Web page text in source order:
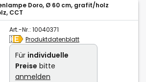
Doro, Ø 60 cm, grafit/holz
CCT
Art.-Nr.: 10040371
Produktdatenblatt
Für individuelle
Preise bitte
anmelden